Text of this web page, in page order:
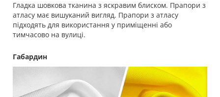
Гладка шовкова тканина з яскравим блиском. Прапори з
атласу має вишуканий вигляд. Прапори з атласу
підходять для використання у приміщенні або
тимчасово на вулиці.
Габардин